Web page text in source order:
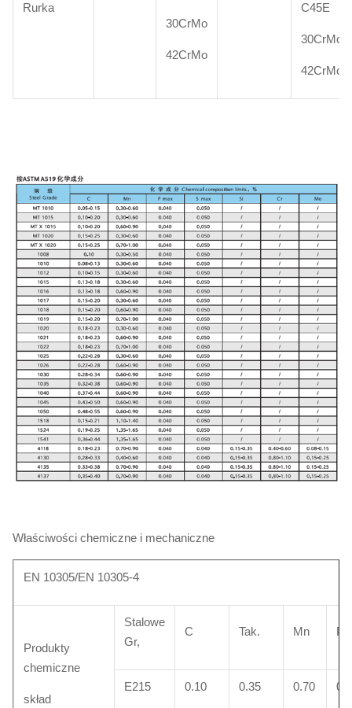
Rurka
30CrMo
42CrMo
C45E
30CrMo4
42CrMo4
Właściwości chemiczne i mechaniczne
EN 10305/EN 10305-4
Produkty
chemiczne
skład
Stalowe
Gr,
C Tak. Mn P
E215 0.10 0.35 0.70